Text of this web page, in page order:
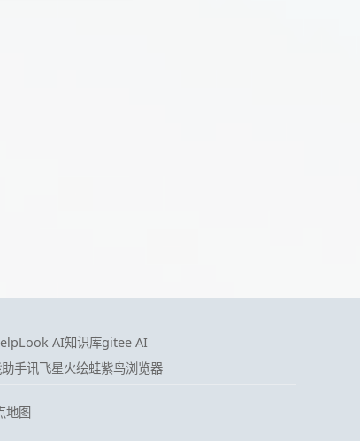
AI知识库gitee AI
手讯飞星火绘蛙紫鸟浏览器
地图